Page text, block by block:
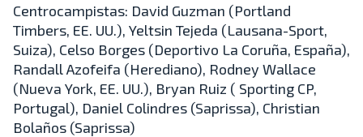
Centrocampistas: David Guzman (Portland
Timbers, EE. UU.), Yeltsin Tejeda (Lausana-Sport,
Suiza), Celso Borges (Deportivo La Coruña, España),
Randall Azofeifa (Herediano), Rodney Wallace
(Nueva York, EE. UU.), Bryan Ruiz ( Sporting CP,
Portugal), Daniel Colindres (Saprissa), Christian
Bolaños (Saprissa)